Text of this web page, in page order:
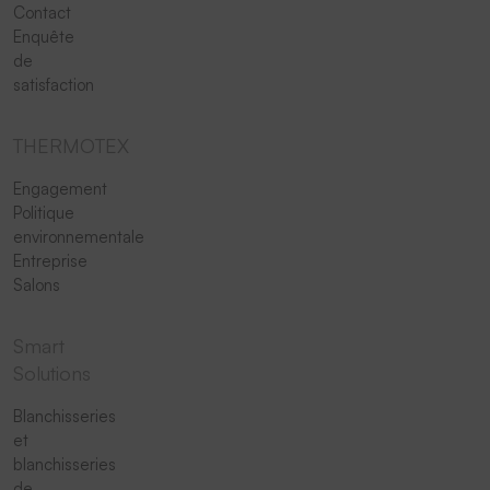
Contact
Enquête
de
satisfaction
Engagement
Politique
environnementale
Entreprise
Salons
Blanchisseries
et
blanchisseries